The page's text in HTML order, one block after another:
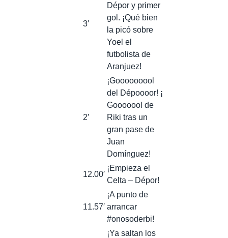
3′
Dépor y primer
gol. ¡Qué bien
la picó sobre
Yoel el
futbolista de
Aranjuez!
2′
¡Gooooooool
del Dépoooor! ¡
Gooooool de
Riki tras un
gran pase de
Juan
Domínguez!
12.00′
¡Empieza el
Celta – Dépor!
11.57′
¡A punto de
arrancar
#onosoderbi!
¡Ya saltan los